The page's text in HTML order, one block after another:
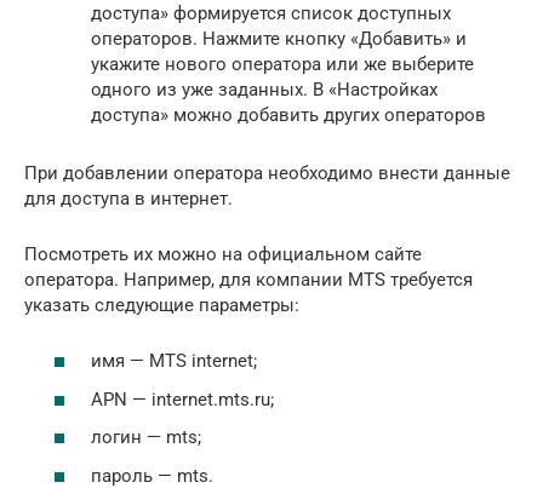
доступа» формируется список доступных
операторов. Нажмите кнопку «Добавить» и
укажите нового оператора или же выберите
одного из уже заданных. В «Настройках
доступа» можно добавить других операторов
При добавлении оператора необходимо внести данные
для доступа в интернет.
Посмотреть их можно на официальном сайте
оператора. Например, для компании MTS требуется
указать следующие параметры:
имя — MTS internet;
APN — internet.mts.ru;
логин — mts;
пароль — mts.